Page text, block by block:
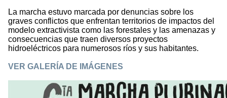
La marcha estuvo marcada por denuncias sobre los
graves conflictos que enfrentan territorios de impactos del
modelo extractivista como las forestales y las amenazas y
consecuencias que traen diversos proyectos
hidroeléctricos para numerosos ríos y sus habitantes.
VER GALERÍA DE IMÁGENES